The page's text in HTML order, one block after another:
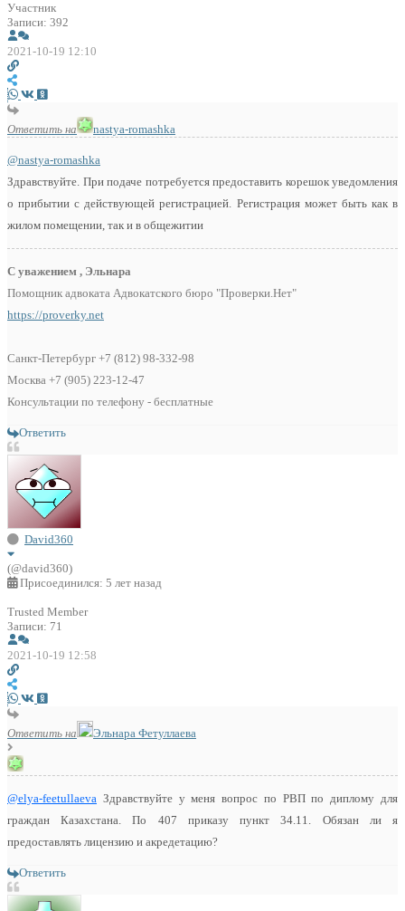
Участник
Записи: 392
2021-10-19 12:10
Ответить на nastya-romashka
@nastya-romashka
Здравствуйте. При подаче потребуется предоставить корешок уведомления
о прибытии с действующей регистрацией. Регистрация может быть как в
жилом помещении, так и в общежитии
С уважением , Эльнара
Помощник адвоката Адвокатского бюро "Проверки.Нет"
https://proverky.net
Санкт-Петербург +7 (812) 98-332-98
Москва +7 (905) 223-12-47
Консультации по телефону - бесплатные
Ответить
David360
(@david360)
Присоединился: 5 лет назад
Trusted Member
Записи: 71
2021-10-19 12:58
Ответить на Эльнара Фетуллаева
@elya-feetullaeva Здравствуйте у меня вопрос по РВП по диплому для
граждан Казахстана. По 407 приказу пункт 34.11. Обязан ли я
предоставлять лицензию и акредетацию?
Ответить